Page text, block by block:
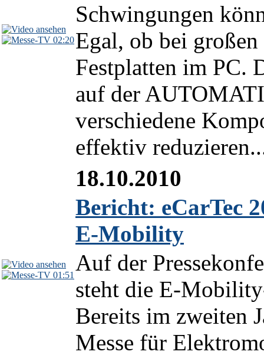
02:20
Schwingungen
Egal, ob bei
Festplatten im PC.
auf der
verschiedene
effektiv
01:51
18.10.2010
Bericht: eCarTec
E-Mobility
Auf der
steht die E-
Bereits im zweiten
Messe für